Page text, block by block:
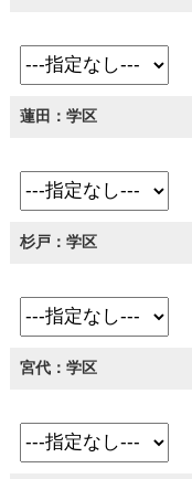
蓮田：学区
杉戸：学区
宮代：学区